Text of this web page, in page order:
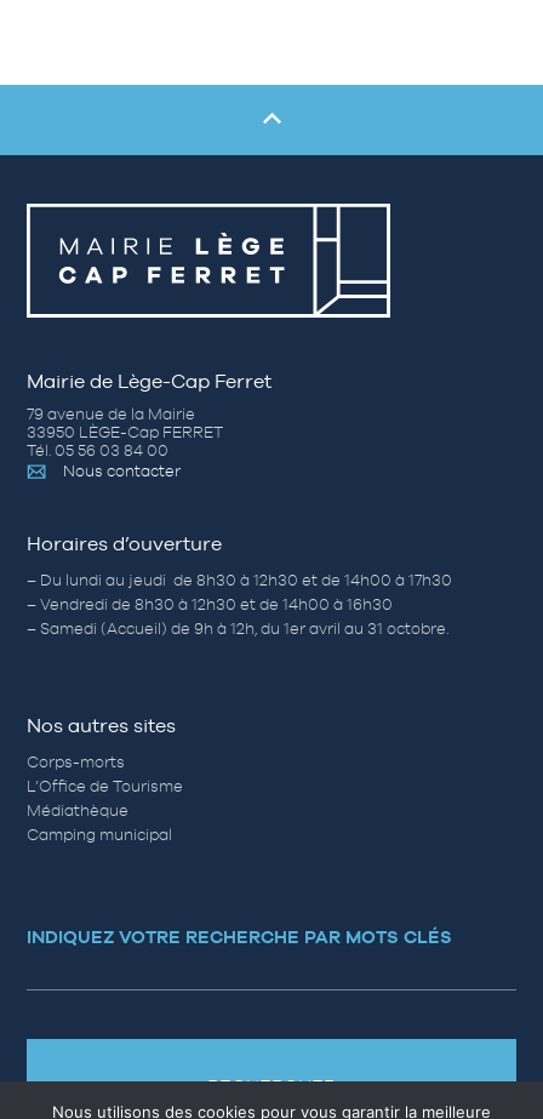
Mairie de Lège-Cap Ferret
79 avenue de la Mairie
33950 LÈGE-Cap FERRET
Tél. 05 56 03 84 00
Nous contacter
Horaires d’ouverture
– Du lundi au jeudi de 8h30 à 12h30 et de 14h00 à 17h30
– Vendredi de 8h30 à 12h30 et de 14h00 à 16h30
– Samedi (Accueil) de 9h à 12h, du 1er avril au 31 octobre.
Nos autres sites
Corps-morts
L’Office de Tourisme
Médiathèque
Camping municipal
INDIQUEZ VOTRE RECHERCHE PAR MOTS CLÉS
RECHERCHER
Nous utilisons des cookies pour vous garantir la meilleure